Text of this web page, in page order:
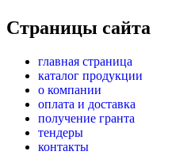
Страницы сайта
главная страница
каталог продукции
о компании
оплата и доставка
получение гранта
тендеры
контакты